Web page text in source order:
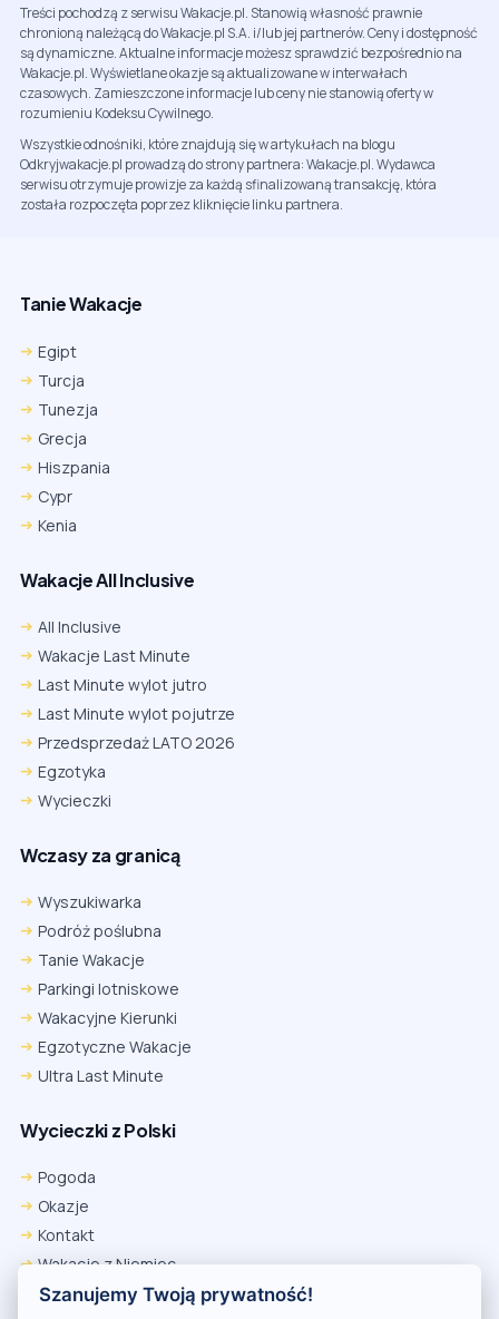
Treści pochodzą z serwisu Wakacje.pl. Stanowią własność prawnie
chronioną należącą do Wakacje.pl S.A. i/lub jej partnerów. Ceny i dostępność
są dynamiczne. Aktualne informacje możesz sprawdzić bezpośrednio na
Wakacje.pl. Wyświetlane okazje są aktualizowane w interwałach
czasowych. Zamieszczone informacje lub ceny nie stanowią oferty w
rozumieniu Kodeksu Cywilnego.
Wszystkie odnośniki, które znajdują się w artykułach na blogu
Odkryjwakacje.pl prowadzą do strony partnera: Wakacje.pl. Wydawca
serwisu otrzymuje prowizje za każdą sfinalizowaną transakcję, która
została rozpoczęta poprzez kliknięcie linku partnera.
Tanie Wakacje
Egipt
Turcja
Tunezja
Grecja
Hiszpania
Cypr
Kenia
Wakacje All Inclusive
All Inclusive
Wakacje Last Minute
Last Minute wylot jutro
Last Minute wylot pojutrze
Przedsprzedaż LATO 2026
Egzotyka
Wycieczki
Wczasy za granicą
Wyszukiwarka
Podróż poślubna
Tanie Wakacje
Parkingi lotniskowe
Wakacyjne Kierunki
Egzotyczne Wakacje
Ultra Last Minute
Wycieczki z Polski
Pogoda
Okazje
Kontakt
Wakacje z Niemiec
Polityka Prywatności
Firefox
Ustawienia → Prywatność i bezpieczeństwo → Pliki cookie innych
firm → ustaw „Zezwalaj”.
Na czas rezerwacji nie blokuj cookies i śledzenia dla tej witryny.
Szanujemy Twoją prywatność!